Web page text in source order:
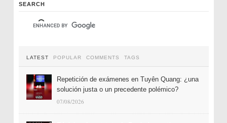
SEARCH
LATEST POPULAR COMMENTS TAGS
Repetición de exámenes en Tuyên Quang: ¿una
solución justa o un precedente polémico?
07/08/2026